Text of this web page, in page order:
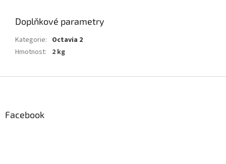
Doplňkové parametry
Kategorie: Octavia 2
Hmotnost: 2 kg
Facebook